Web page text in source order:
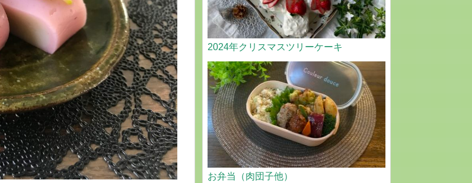
2024年クリスマスツリーケーキ
お弁当（肉団子他）